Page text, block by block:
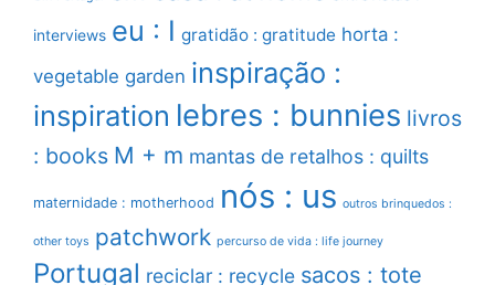
interviews eu : I gratidão : gratitude horta :
vegetable garden inspiração :
inspiration lebres : bunnies livros
: books M + m mantas de retalhos : quilts
maternidade : motherhood nós : us outros brinquedos :
other toys patchwork percurso de vida : life journey
Portugal reciclar : recycle sacos : tote